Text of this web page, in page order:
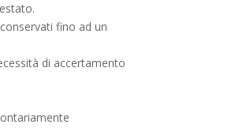
fino ad un
di accertamento